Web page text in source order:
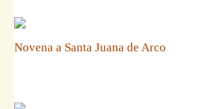
Novena a Santa Juana de Arco